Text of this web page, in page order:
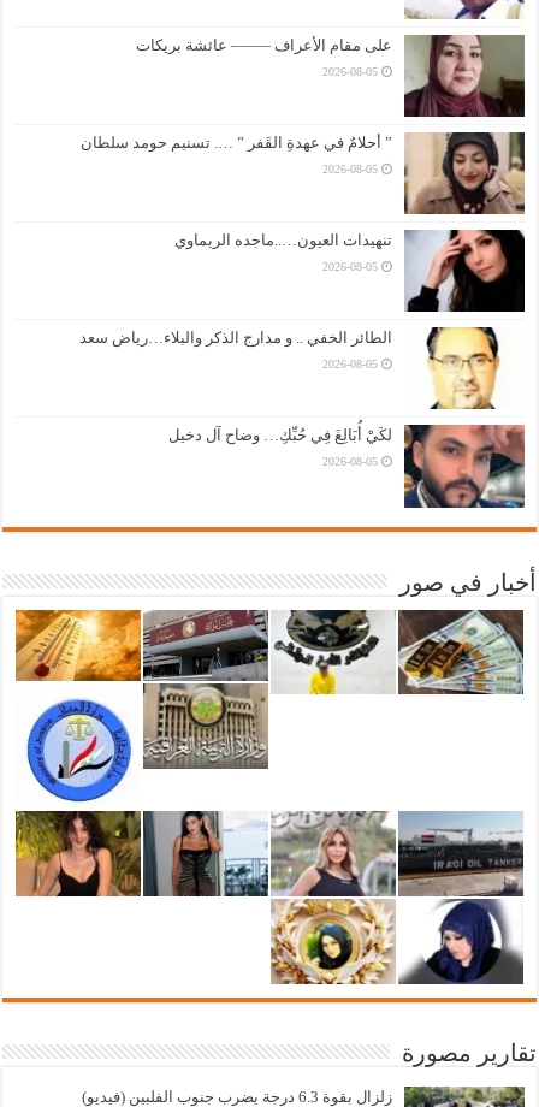
على مقام الأعراف ——– عائشة بريكات
2026-08-05
” أحلامٌ في عهدةِ القَفر ” …. تسنيم حومد سلطان
2026-08-05
تنهيدات العيون…..ماجده الريماوي
2026-08-05
الطائر الخفي .. و مدارج الذكر والبلاء…رياض سعد
2026-08-05
لكَيْ أُبَالِغَ فِي حُبِّكِ… وضاح آل دخيل
2026-08-05
أخبار في صور
تقارير مصورة
زلزال بقوة 6.3 درجة يضرب جنوب الفلبين (فيديو)